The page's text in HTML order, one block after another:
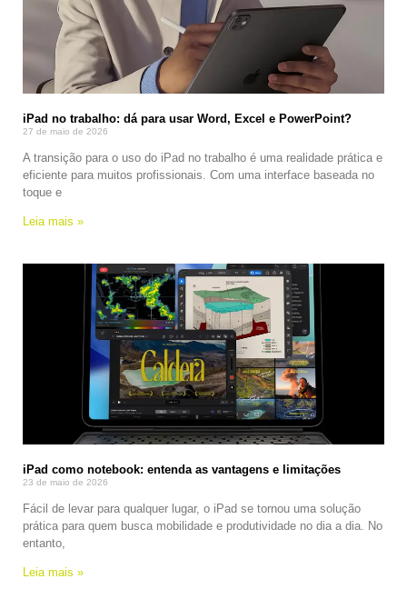
iPad no trabalho: dá para usar Word, Excel e PowerPoint?
27 de maio de 2026
A transição para o uso do iPad no trabalho é uma realidade prática e
eficiente para muitos profissionais. Com uma interface baseada no
toque e
Leia mais »
iPad como notebook: entenda as vantagens e limitações
23 de maio de 2026
Fácil de levar para qualquer lugar, o iPad se tornou uma solução
prática para quem busca mobilidade e produtividade no dia a dia. No
entanto,
Leia mais »